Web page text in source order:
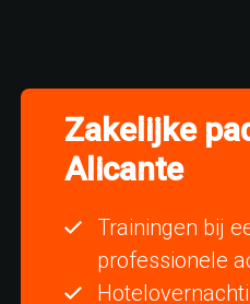
Zakelijke
Alicante
Trainingen bij
professionele